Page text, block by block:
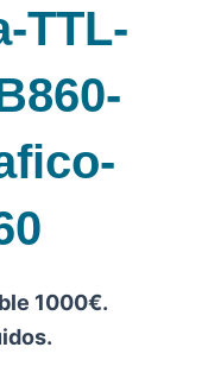
TTL-
1000€.